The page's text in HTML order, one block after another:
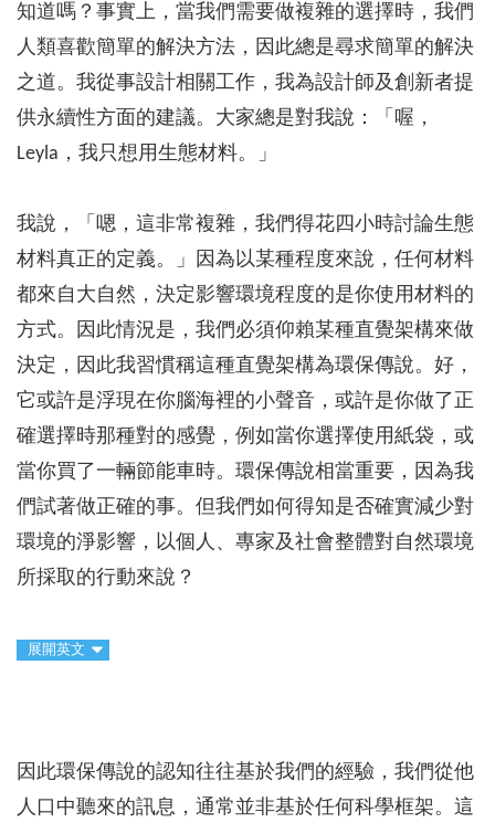
知道嗎？事實上，當我們需要做複雜的選擇時，我們
人類喜歡簡單的解決方法，因此總是尋求簡單的解決
之道。我從事設計相關工作，我為設計師及創新者提
供永續性方面的建議。大家總是對我說：「喔，
Leyla，我只想用生態材料。」
我說，「嗯，這非常複雜，我們得花四小時討論生態
材料真正的定義。」因為以某種程度來說，任何材料
都來自大自然，決定影響環境程度的是你使用材料的
方式。因此情況是，我們必須仰賴某種直覺架構來做
決定，因此我習慣稱這種直覺架構為環保傳說。好，
它或許是浮現在你腦海裡的小聲音，或許是你做了正
確選擇時那種對的感覺，例如當你選擇使用紙袋，或
當你買了一輛節能車時。環保傳說相當重要，因為我
們試著做正確的事。但我們如何得知是否確實減少對
環境的淨影響，以個人、專家及社會整體對自然環境
所採取的行動來說？
展開英文
因此環保傳說的認知往往基於我們的經驗，我們從他
人口中聽來的訊息，通常並非基於任何科學框架。這